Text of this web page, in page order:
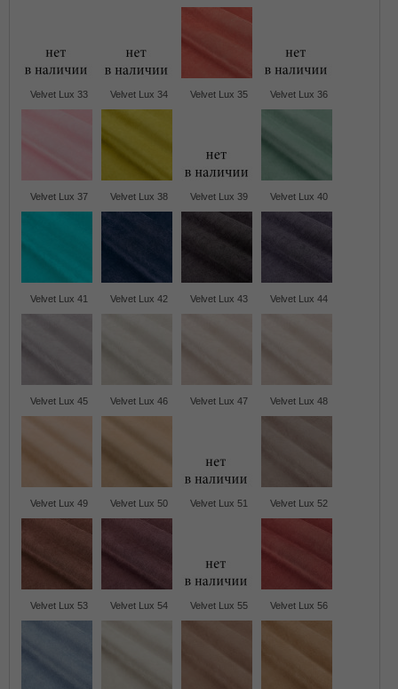
Velvet Lux 33 Velvet Lux 34 Velvet Lux 35 Velvet Lux 36
Velvet Lux 37 Velvet Lux 38 Velvet Lux 39 Velvet Lux 40
Velvet Lux 41 Velvet Lux 42 Velvet Lux 43 Velvet Lux 44
Velvet Lux 45 Velvet Lux 46 Velvet Lux 47 Velvet Lux 48
Velvet Lux 49 Velvet Lux 50 Velvet Lux 51 Velvet Lux 52
Velvet Lux 53 Velvet Lux 54 Velvet Lux 55 Velvet Lux 56